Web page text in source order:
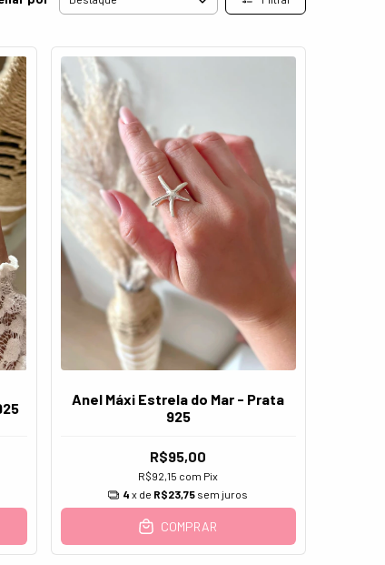
Anel Máxi Estrela do Mar - Prata
925
R$95,00
R$92,15 com Pix
4 x de R$23,75 sem juros
COMPRAR